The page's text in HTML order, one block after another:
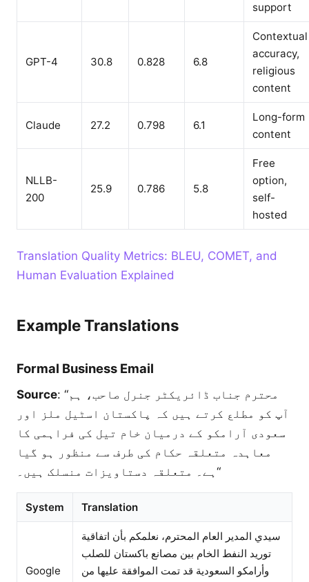
support
GPT-4 30.8 0.828 6.8
Contextual
accuracy,
religious
content
Claude 27.2 0.798 6.1
Long-form
content
NLLB-
200
25.9 0.786 5.8
Free
option,
self-
hosted
Translation Quality Metrics: BLEU, COMET, and
Human Evaluation Explained
Example Translations
Formal Business Email
Source: “محترم جناب ڈائریکٹر جنرل صاحب، ہم
آپ کو مطلع کرتے ہیں کہ پاکستان اسٹیل ملز اور
سعودی آرامکو کے درمیان خام تیل کی فراہمی کا
معاہدہ متعلقہ حکام کی طرف سے منظور ہو گیا
ہے۔ متعلقہ دستاویزات منسلک ہیں۔“
System Translation
Google
سيدي المدير العام المحترم، نعلمكم بأن اتفاقية
توريد النفط الخام بين مصانع باكستان للصلب
وأرامكو السعودية قد تمت الموافقة عليها من